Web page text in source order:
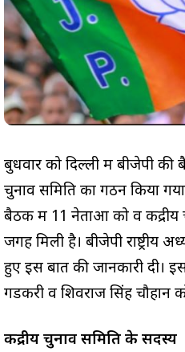
बुधवार को दिल्ली में बीजेपी की
चुनाव समिति का गठन किया
बैठक में 11 नेताओं को व केंद्रीय
जगह मिली है। बीजेपी राष्ट्रीय
हुए इस बात की जानकारी दी।
गडकरी व शिवराज सिंह चौहान
केंद्रीय चुनाव समिति के सदस्य